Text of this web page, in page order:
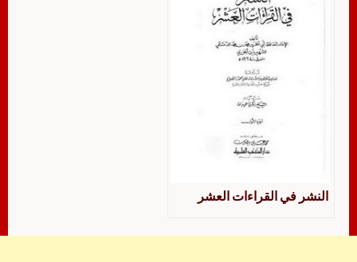
النشر في القراءات العشر